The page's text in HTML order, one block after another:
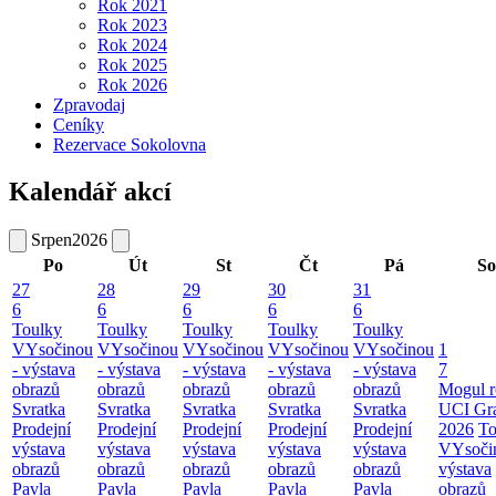
Rok 2021
Rok 2023
Rok 2024
Rok 2025
Rok 2026
Zpravodaj
Ceníky
Rezervace Sokolovna
Kalendář akcí
Srpen2026
Po
Út St Čt Pá
So
27
6
Toulky
VYsočinou
- výstava
obrazů
Svratka
Prodejní
výstava
obrazů
Pavla
28
6
Toulky
VYsočinou
- výstava
obrazů
Svratka
Prodejní
výstava
obrazů
Pavla
29
6
Toulky
VYsočinou
- výstava
obrazů
Svratka
Prodejní
výstava
obrazů
Pavla
30
6
Toulky
VYsočinou
- výstava
obrazů
Svratka
Prodejní
výstava
obrazů
Pavla
31
6
Toulky
VYsočinou
- výstava
obrazů
Svratka
Prodejní
výstava
obrazů
Pavla
1
7
Mogul
UCI
2026
výstava
obrazů